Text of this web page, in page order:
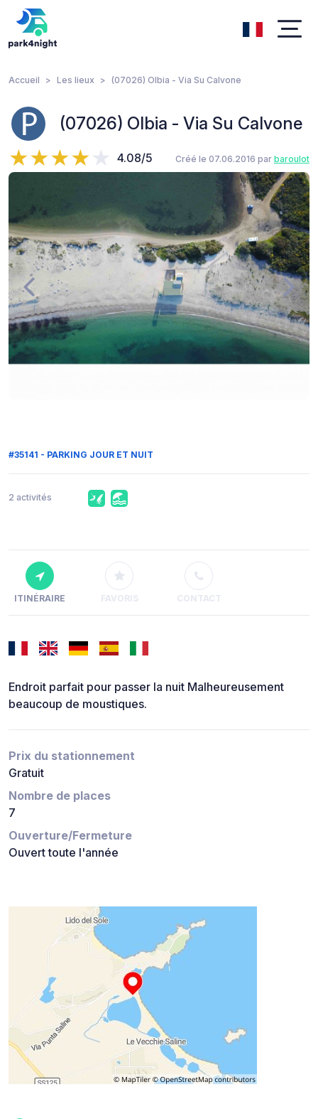
Accueil Les lieux (07026) Olbia - Via Su Calvone
(07026) Olbia - Via Su Calvone
4.08/5 Créé le 07.06.2016 par baroulot
#35141 - PARKING JOUR ET NUIT
2 activités
ITINÉRAIRE FAVORIS CONTACT
Endroit parfait pour passer la nuit Malheureusement
beaucoup de moustiques.
Prix du stationnement
Gratuit
Nombre de places
7
Ouverture/Fermeture
Ouvert toute l'année